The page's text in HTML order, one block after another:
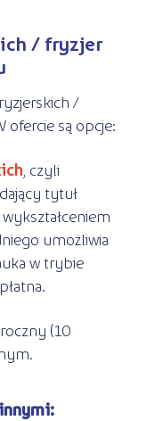
/ fryzjer
/
ofercie są opcje:
, czyli
tytuł
umożliwia
w trybie
(10